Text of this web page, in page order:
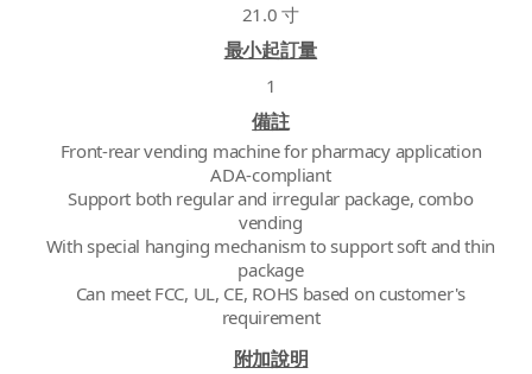
21.0 寸
最小起訂量
1
備註
Front-rear vending machine for pharmacy application
ADA-compliant
Support both regular and irregular package, combo
vending
With special hanging mechanism to support soft and thin
package
Can meet FCC, UL, CE, ROHS based on customer's
requirement
附加說明